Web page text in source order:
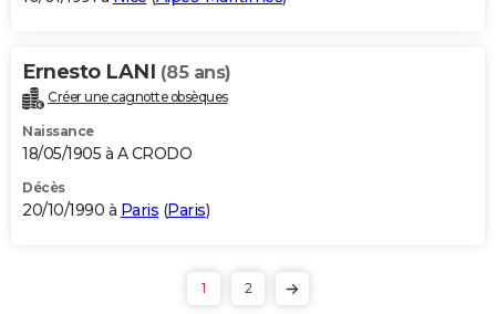
Ernesto LANI (85 ans)
Créer une cagnotte obsèques
Naissance
18/05/1905 à A CRODO
Décès
20/10/1990 à Paris (Paris)
1 2